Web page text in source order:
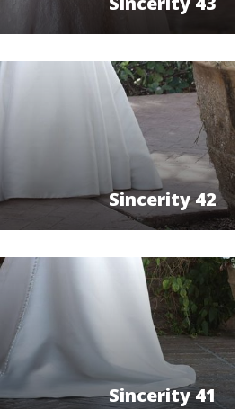
Se mere
Sincerity 42
Se mere
Sincerity 41